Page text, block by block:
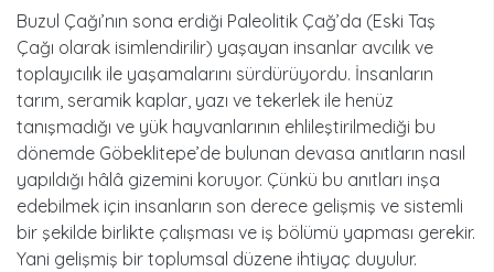
Buzul Çağı’nın sona erdiği Paleolitik Çağ’da (Eski Taş
Çağı olarak isimlendirilir) yaşayan insanlar avcılık ve
toplayıcılık ile yaşamalarını sürdürüyordu. İnsanların
tarım, seramik kaplar, yazı ve tekerlek ile henüz
tanışmadığı ve yük hayvanlarının ehlileştirilmediği bu
dönemde Göbeklitepe’de bulunan devasa anıtların nasıl
yapıldığı hâlâ gizemini koruyor. Çünkü bu anıtları inşa
edebilmek için insanların son derece gelişmiş ve sistemli
bir şekilde birlikte çalışması ve iş bölümü yapması gerekir.
Yani gelişmiş bir toplumsal düzene ihtiyaç duyulur.